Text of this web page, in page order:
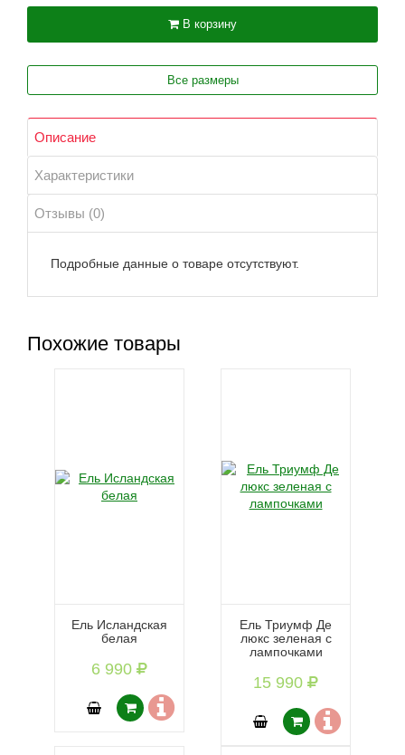
В корзину
Все размеры
Описание
Характеристики
Отзывы (0)
Подробные данные о товаре отсутствуют.
Похожие товары
Ель Исландская
белая
6 990
Ель Триумф Де
люкс зеленая с
лампочками
15 990